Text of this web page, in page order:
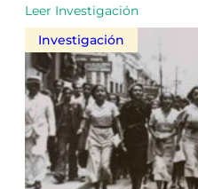
Leer Investigación
Investigación